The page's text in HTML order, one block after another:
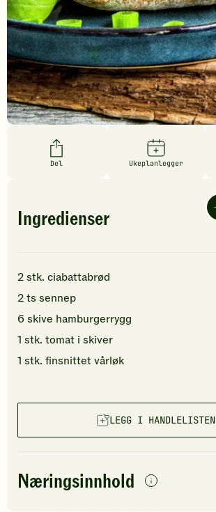
Del Ukeplanlegger
Ingredienser
2stk. ciabattabrød
2ts sennep
6 skive hamburgerrygg
1 stk. tomat i skiver
1 stk. finsnittetvårløk
LEGG I HANDLELISTEN
Næringsinnhold